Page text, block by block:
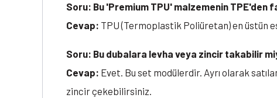
Soru: Bu 'Premium TPU' malzemenin TPE'den
Cevap: TPU (Termoplastik Poliüretan) en üstün
Soru: Bu dubalara levha veya zincir takabilir
Cevap: Evet. Bu set modülerdir. Ayrı olarak
zincir çekebilirsiniz.